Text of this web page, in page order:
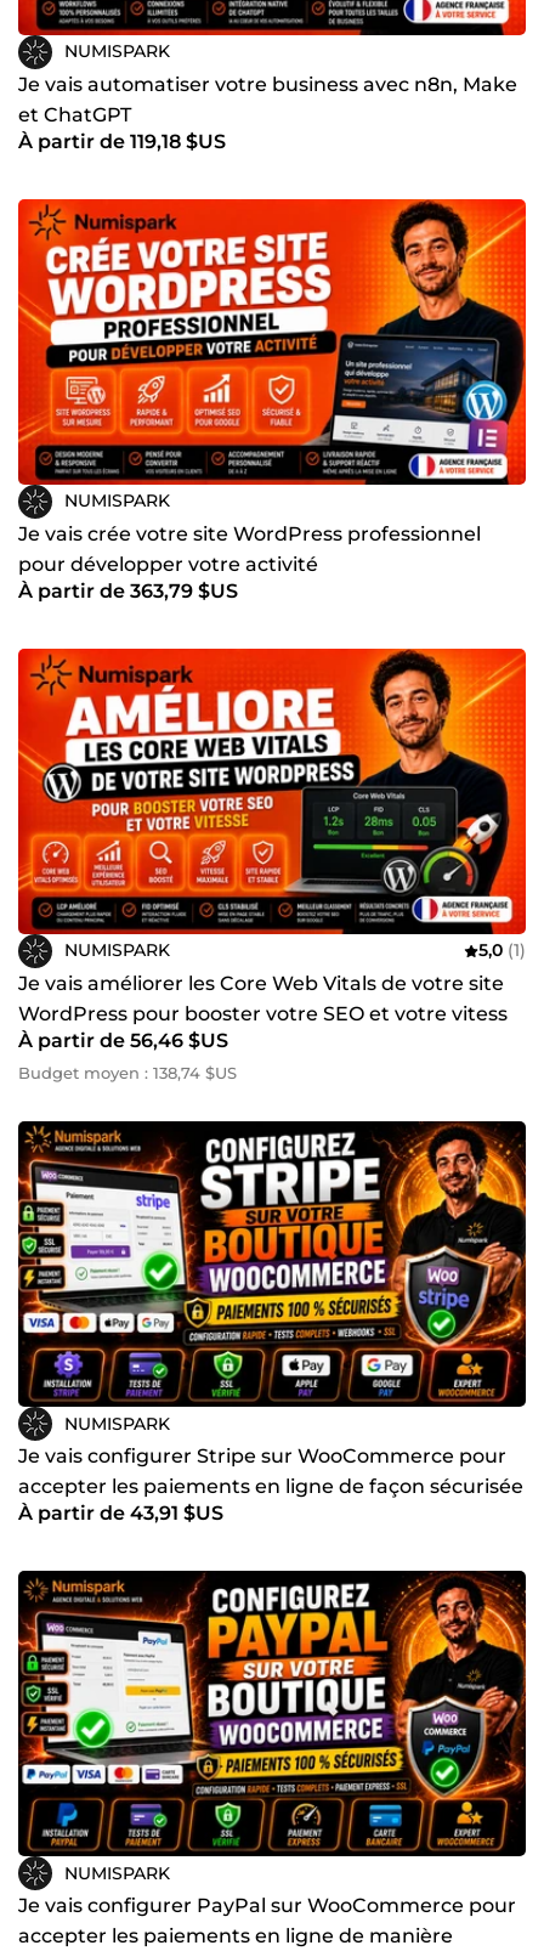
Vous êtes au bon endroit.
Numispark est prêt à transformer votre vision en solution
digitale concrète.
Contactez-nous sur ComeUp et parlons de votre projet.
NUMISPARK
Je vais automatiser votre business avec n8n, Make
et ChatGPT
À partir de 119,18 $US
NUMISPARK
Je vais crée votre site WordPress professionnel
pour développer votre activité
À partir de 363,79 $US
NUMISPARK 5,0 (1)
Je vais améliorer les Core Web Vitals de votre site
WordPress pour booster votre SEO et votre vitess
À partir de 56,46 $US
Budget moyen : 138,74 $US
NUMISPARK
Je vais configurer Stripe sur WooCommerce pour
accepter les paiements en ligne de façon sécurisée
À partir de 43,91 $US
NUMISPARK
Je vais configurer PayPal sur WooCommerce pour
accepter les paiements en ligne de manière